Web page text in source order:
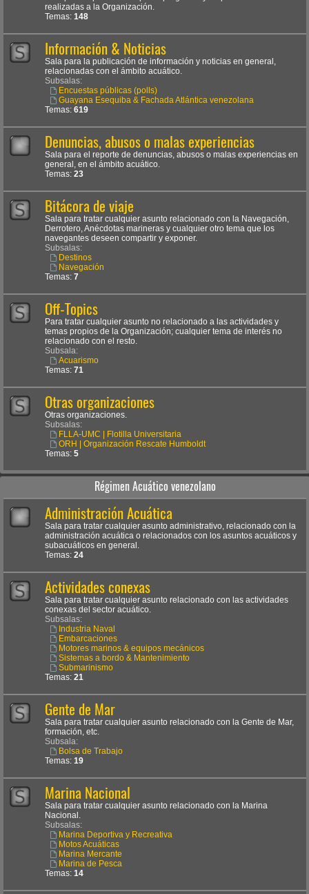
realizadas a la Organización.
Temas: 148
Información & Noticias
Sala para la publicación de información y noticias en general,
relacionadas con el ámbito acuático.
Subsalas:
Encuestas públicas (polls)
Guayana Esequiba & Fachada Atlántica venezolana
Temas: 619
Denuncias, abusos o malas experiencias
Sala para el reporte de denuncias, abusos o malas experiencias en
general, en el ámbito acuático.
Temas: 23
Bitácora de viaje
Sala para tratar cualquier asunto relacionado con la Navegación,
Derrotero, Anécdotas marineras y cualquier otro tema que los
navegantes deseen compartir y exponer.
Subsalas:
Destinos
Navegación
Temas: 7
Off-Topics
Para tratar cualquier asunto no relacionado a las actividades y
temas propios de la Organización; cualquier tema de interés no
relacionado con el resto.
Subsala:
Acuarismo
Temas: 71
Otras organizaciones
Otras organizaciones.
Subsalas:
FLLA-UMC | Flotilla Universitaria
ORH | Organización Rescate Humboldt
Temas: 5
Régimen Acuático venezolano
Administración Acuática
Sala para tratar cualquier asunto administrativo, relacionado con la
administración acuática o relacionados con los asuntos acuáticos y
subacuáticos en general.
Temas: 24
Actividades conexas
Sala para tratar cualquier asunto relacionado con las actividades
conexas del sector acuático.
Subsalas:
Industria Naval
Embarcaciones
Motores marinos & equipos mecánicos
Sistemas a bordo & Mantenimiento
Submarinismo
Temas: 21
Gente de Mar
Sala para tratar cualquier asunto relacionado con la Gente de Mar,
formación, etc.
Subsala:
Bolsa de Trabajo
Temas: 19
Marina Nacional
Sala para tratar cualquier asunto relacionado con la Marina
Nacional.
Subsalas:
Marina Deportiva y Recreativa
Motos Acuáticas
Marina Mercante
Marina de Pesca
Temas: 14